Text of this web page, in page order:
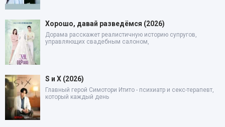
Хорошо, давай разведёмся (2026)
Дорама расскажет реалистичную историю супругов,
управляющих свадебным салоном,
S и X (2026)
Главный герой Симотори Итито - психиатр и секс-терапевт,
который каждый день